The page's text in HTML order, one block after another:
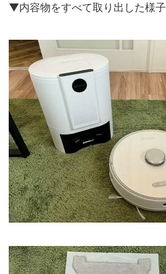
▼内容物をすべて取り出した様子